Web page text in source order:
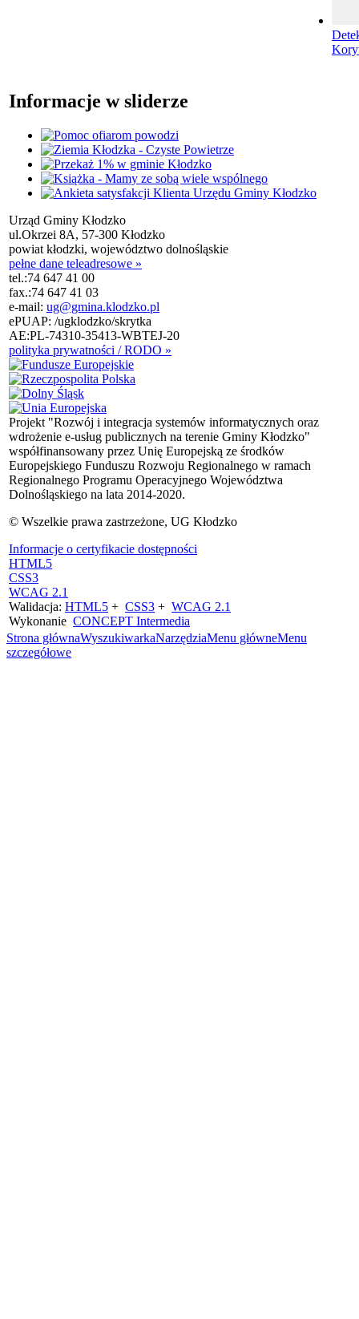
Informacje w sliderze
Urząd Gminy Kłodzko
ul.Okrzei 8A, 57-300 Kłodzko
powiat kłodzki, województwo dolnośląskie
pełne dane teleadresowe »
tel.:74 647 41 00
fax.:74 647 41 03
e-mail: ug@gmina.klodzko.pl
ePUAP: /ugklodzko/skrytka
AE:PL-74310-35413-WBTEJ-20
polityka prywatności / RODO »
Projekt "Rozwój i integracja systemów informatycznych oraz
wdrożenie e-usług publicznych na terenie Gminy Kłodzko"
współfinansowany przez Unię Europejską ze środków
Europejskiego Funduszu Rozwoju Regionalnego w ramach
Regionalnego Programu Operacyjnego Województwa
Dolnośląskiego na lata 2014-2020.
© Wszelkie prawa zastrzeżone, UG Kłodzko
Informacje o certyfikacie dostępności
HTML5
CSS3
WCAG 2.1
Walidacja: HTML5 + CSS3 + WCAG 2.1
Wykonanie CONCEPT Intermedia
Strona głównaWyszukiwarkaNarzędziaMenu główneMenu
szczegółowe